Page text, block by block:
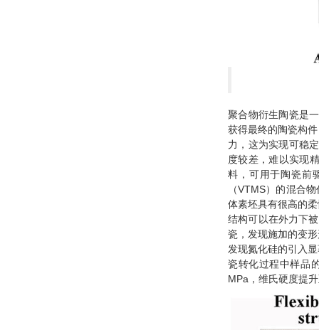
聚合物衍生陶瓷是
获得最终的陶瓷构
力，这为实现可稳
度较差，难以实现
料，可用于陶瓷前
（VTMS）的混合
体素坯具有很高的
结构可以在外力下
瓷，发现施加的变
发现氮化硅的引入
瓷转化过程中样品
MPa，维氏硬度提